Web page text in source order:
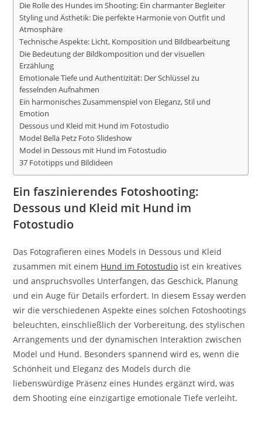
Die Rolle des Hundes im Shooting: Ein charmanter Begleiter
Styling und Ästhetik: Die perfekte Harmonie von Outfit und
Atmosphäre
Technische Aspekte: Licht, Komposition und Bildbearbeitung
Die Bedeutung der Bildkomposition und der visuellen
Erzählung
Emotionale Tiefe und Authentizität: Der Schlüssel zu
fesselnden Aufnahmen
Ein harmonisches Zusammenspiel von Eleganz, Stil und
Emotion
Dessous und Kleid mit Hund im Fotostudio
Model Bella Petz Foto Slideshow
Model in Dessous mit Hund im Fotostudio
37 Fototipps und Bildideen
Ein faszinierendes Fotoshooting:
Dessous und Kleid mit Hund im
Fotostudio
Das Fotografieren eines Models in Dessous und Kleid
zusammen mit einem Hund im Fotostudio ist ein kreatives
und anspruchsvolles Unterfangen, das Geschick, Planung
und ein Auge für Details erfordert. In diesem Essay werden
wir die verschiedenen Aspekte eines solchen Fotoshootings
beleuchten, einschließlich der Vorbereitung, des stylischen
Arrangements und der dynamischen Interaktion zwischen
Model und Hund. Besonders spannend wird es, wenn die
Schönheit und Eleganz des Models durch die
liebenswürdige Präsenz eines Hundes ergänzt wird, was
dem Shooting eine einzigartige emotionale Tiefe verleiht.